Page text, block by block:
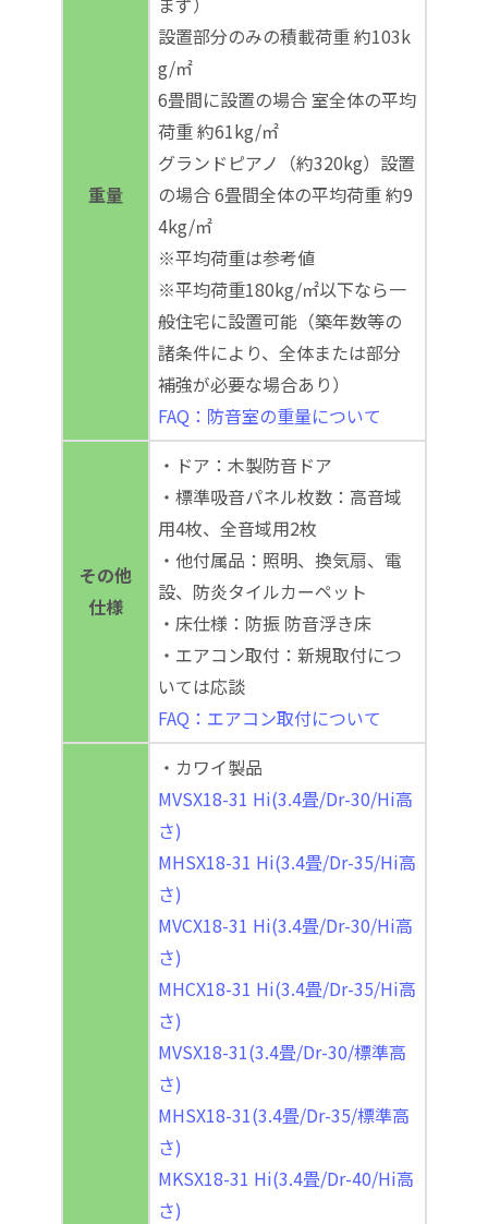
重量
設置部分のみの積載荷重 約103k
g/㎡
6畳間に設置の場合 室全体の平均
荷重 約61kg/㎡
グランドピアノ（約320kg）設置
の場合 6畳間全体の平均荷重 約9
4kg/㎡
※平均荷重は参考値
※平均荷重180kg/㎡以下なら一
般住宅に設置可能（築年数等の
諸条件により、全体または部分
補強が必要な場合あり）
FAQ：防音室の重量について
その他
仕様
・ドア：木製防音ドア
・標準吸音パネル枚数：高音域
用4枚、全音域用2枚
・他付属品：照明、換気扇、電
設、防炎タイルカーペット
・床仕様：防振 防音浮き床
・エアコン取付：新規取付につ
いては応談
FAQ：エアコン取付について
・カワイ製品
MVSX18-31 Hi(3.4畳/Dr-30/Hi高
さ)
MHSX18-31 Hi(3.4畳/Dr-35/Hi高
さ)
MVCX18-31 Hi(3.4畳/Dr-30/Hi高
さ)
MHCX18-31 Hi(3.4畳/Dr-35/Hi高
さ)
MVSX18-31(3.4畳/Dr-30/標準高
さ)
MHSX18-31(3.4畳/Dr-35/標準高
さ)
MKSX18-31 Hi(3.4畳/Dr-40/Hi高
さ)